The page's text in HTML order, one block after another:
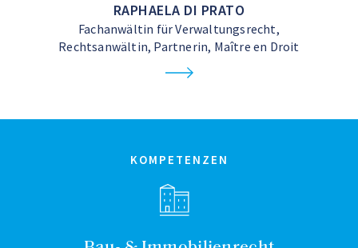
RAPHAELA DI PRATO
Fachanwältin für Verwaltungsrecht,
Rechtsanwältin, Partnerin, Maître en Droit
KOMPETENZEN